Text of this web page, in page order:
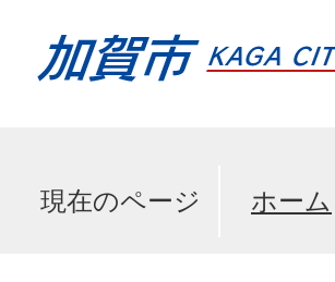
現在のページ ホーム